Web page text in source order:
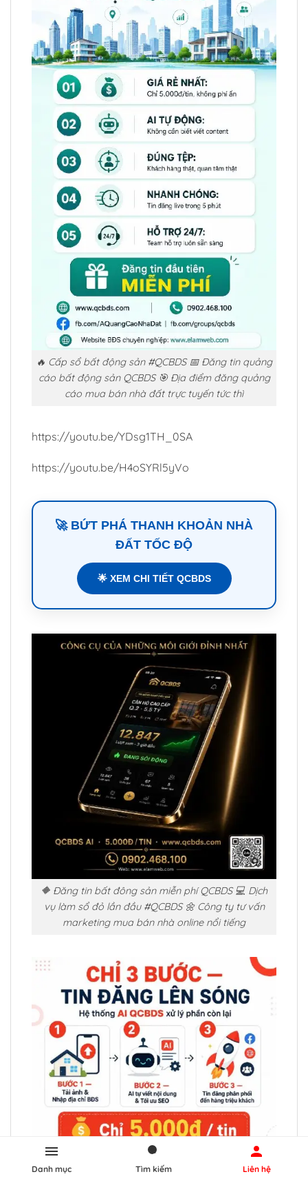
🔥 Cấp sổ bất động sản #QCBDS 📅 Đăng tin quảng
cáo bất động sản QCBDS 🎯 Địa điểm đăng quảng
cáo mua bán nhà đất trực tuyến tức thì
https://youtu.be/YDsg1TH_0SA
https://youtu.be/H4oSYRl5yVo
🚀 BỨT PHÁ THANH KHOẢN NHÀ
ĐẤT TỐC ĐỘ
🌟 XEM CHI TIẾT QCBDS
🔶 Đăng tin bất đông sản miễn phí QCBDS 💻 Dịch
vụ làm sổ đỏ lần đầu #QCBDS 🌼 Công ty tư vấn
marketing mua bán nhà online nổi tiếng
Danh mục Tìm kiếm Liên hệ